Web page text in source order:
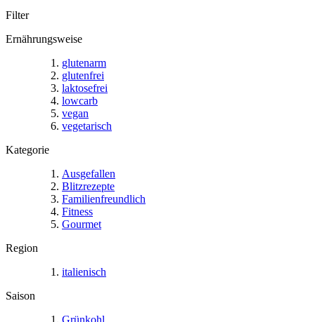
Filter
Ernährungsweise
glutenarm
glutenfrei
laktosefrei
lowcarb
vegan
vegetarisch
Kategorie
Ausgefallen
Blitzrezepte
Familienfreundlich
Fitness
Gourmet
Region
italienisch
Saison